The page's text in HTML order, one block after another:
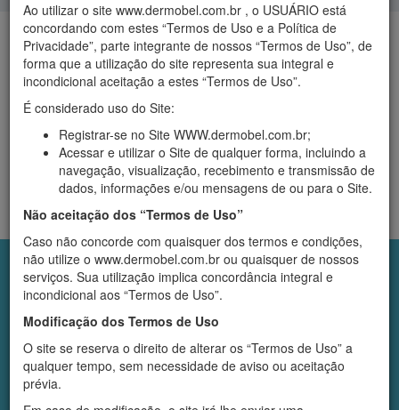
Ao utilizar o site www.dermobel.com.br , o USUÁRIO está
concordando com estes “Termos de Uso e a Política de
Privacidade”, parte integrante de nossos “Termos de Uso”, de
forma que a utilização do site representa sua integral e
incondicional aceitação a estes “Termos de Uso”.
É considerado uso do Site:
Registrar-se no Site WWW.dermobel.com.br;
Acessar e utilizar o Site de qualquer forma, incluindo a
navegação, visualização, recebimento e transmissão de
dados, informações e/ou mensagens de ou para o Site.
Não aceitação dos “Termos de Uso”
Caso não concorde com quaisquer dos termos e condições,
não utilize o www.dermobel.com.br ou quaisquer de nossos
serviços. Sua utilização implica concordância integral e
incondicional aos “Termos de Uso”.
Modificação dos Termos de Uso
O site se reserva o direito de alterar os “Termos de Uso” a
qualquer tempo, sem necessidade de aviso ou aceitação
prévia.
Início› Produtos
La Cutanée
Filtrar
Sua busca não retornou nenhum resultado.
Institucional
Quem somos
Áreas de Atuação
Infra-estrutura
Atendimento Online
Políticas
Política de Devolução